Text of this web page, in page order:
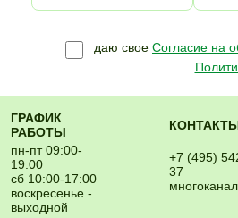
даю свое Согласие на
ГРАФИК
РАБОТЫ
пн-пт 09:00-
19:00
сб 10:00-17:00
воскресенье -
выходной
+7 (495)
37